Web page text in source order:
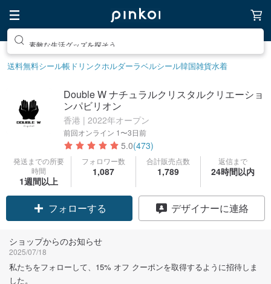
素敵な生活グッズを探そう
送料無料シール帳 ドリンクホルダーラベルシール韓国雑貨水着
Double W ナチュラルクリスタルクリエーショ
ンパビリオン
香港 | 2022年オープン
前回オンライン 1〜3日前
5.0(473)
発送までの所要
時間
1週間以上
フォロワー数
1,087
合計販売点数
1,789
返信まで
24時間以内
クーポン取得
フォローする
デザイナーに連絡
ショップからのお知らせ
2025/07/18
私たちをフォローして、15% オフ クーポンを取得するように招待しま
した。